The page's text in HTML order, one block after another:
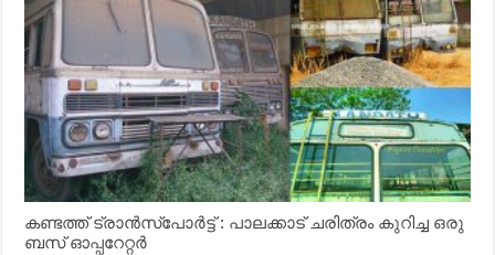
കണ്ടത്ത് ട്രാൻസ്‌പോർട്ട് : പാലക്കാട് ചരിത്രം കുറിച്ച ഒരു
ബസ് ഓപ്പറേറ്റർ